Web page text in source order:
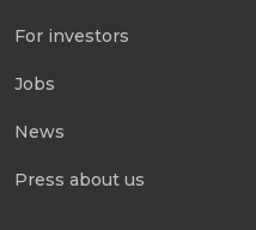
For investors
Jobs
News
Press about us